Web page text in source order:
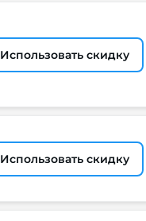
Использовать скидку
Использовать скидку